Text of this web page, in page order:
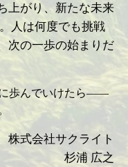
上がり、新たな未来
人は何度でも挑戦
次の一歩の始まりだ
。
に歩んでいけたら――
株式会社サクライト
杉浦 広之